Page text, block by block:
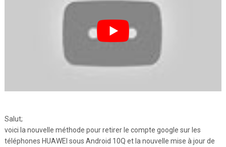
Salut;
voici la nouvelle méthode pour retirer le compte google sur les
téléphones HUAWEI sous Android 10Q et la nouvelle mise à jour de